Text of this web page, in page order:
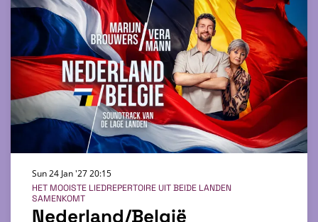
Nederland/België
HET MOOISTE LIEDREPERTOIRE UIT BEIDE LANDEN
SAMENKOMT
Sun 24 Jan '2720:15